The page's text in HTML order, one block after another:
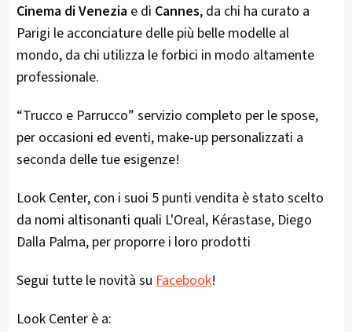
Cinema di Venezia e di Cannes, da chi ha curato a
Parigi le acconciature delle più belle modelle al
mondo, da chi utilizza le forbici in modo altamente
professionale.
“Trucco e Parrucco” servizio completo per le spose,
per occasioni ed eventi, make-up personalizzati a
seconda delle tue esigenze!
Look Center, con i suoi 5 punti vendita è stato scelto
da nomi altisonanti quali L'Oreal, Kérastase, Diego
Dalla Palma, per proporre i loro prodotti
Segui tutte le novità su Facebook!
Look Center è a: